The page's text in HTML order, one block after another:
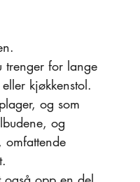
trenger for lange
kjøkkenstol.
og som
og
omfattende